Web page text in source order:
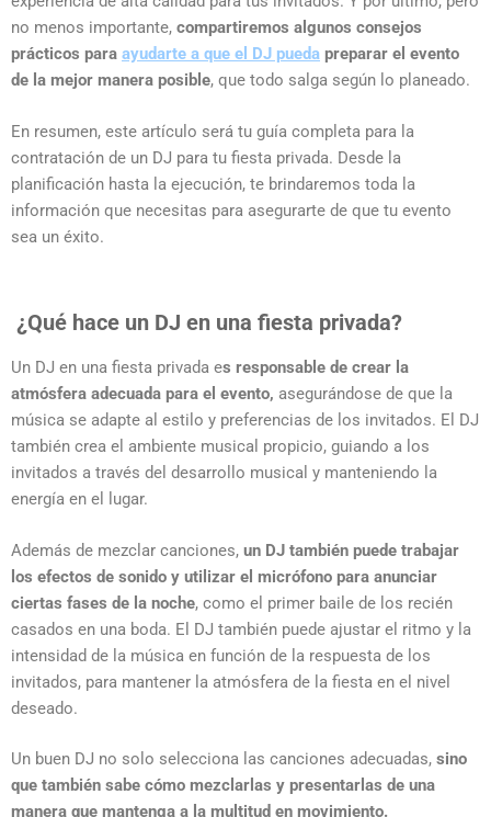
no menos importante, compartiremos algunos consejos
prácticos para ayudarte a que el DJ pueda preparar el evento
de la mejor manera posible, que todo salga según lo planeado.
En resumen, este artículo será tu guía completa para la
contratación de un DJ para tu fiesta privada. Desde la
planificación hasta la ejecución, te brindaremos toda la
información que necesitas para asegurarte de que tu evento
sea un éxito.
¿Qué hace un DJ en una fiesta privada?
Un DJ en una fiesta privada es responsable de crear la
atmósfera adecuada para el evento, asegurándose de que la
música se adapte al estilo y preferencias de los invitados. El DJ
también crea el ambiente musical propicio, guiando a los
invitados a través del desarrollo musical y manteniendo la
energía en el lugar.
Además de mezclar canciones, un DJ también puede trabajar
los efectos de sonido y utilizar el micrófono para anunciar
ciertas fases de la noche, como el primer baile de los recién
casados en una boda. El DJ también puede ajustar el ritmo y la
intensidad de la música en función de la respuesta de los
invitados, para mantener la atmósfera de la fiesta en el nivel
deseado.
Un buen DJ no solo selecciona las canciones adecuadas, sino
que también sabe cómo mezclarlas y presentarlas de una
manera que mantenga a la multitud en movimiento.